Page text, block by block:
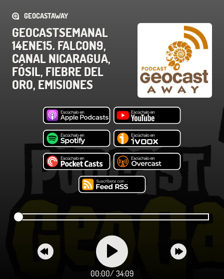
GEOCASTAWAY
GEOCASTSEMANAL
14ENE15. FALCON9,
CANAL NICARAGUA,
FÓSIL, FIEBRE DEL
ORO, EMISIONES
00:00/ 34:09